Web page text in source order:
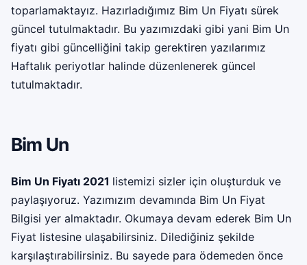
toparlamaktayız. Hazırladığımız Bim Un Fiyatı sürek
güncel tutulmaktadır. Bu yazımızdaki gibi yani Bim Un
fiyatı gibi güncelliğini takip gerektiren yazılarımız
Haftalık periyotlar halinde düzenlenerek güncel
tutulmaktadır.
Bim Un
Bim Un Fiyatı 2021 listemizi sizler için oluşturduk ve
paylaşıyoruz. Yazımızım devamında Bim Un Fiyat
Bilgisi yer almaktadır. Okumaya devam ederek Bim Un
Fiyat listesine ulaşabilirsiniz. Dilediğiniz şekilde
karşılaştırabilirsiniz. Bu sayede para ödemeden önce